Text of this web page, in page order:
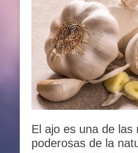
El ajo es una de las
poderosas de la